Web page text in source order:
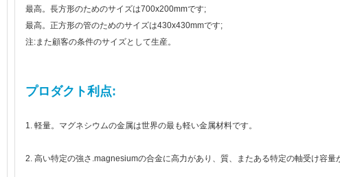
最高。長方形のためのサイズは700x200mmです;
最高。正方形の管のためのサイズは430x430mmです;
注:また顧客の条件のサイズとして生産。
プロダクト利点:
1. 軽量。マグネシウムの金属は世界の最も軽い金属材料です。
2. 高い特定の強さ.magnesiumの合金に高力があり、質、またある特定の軸受け容量